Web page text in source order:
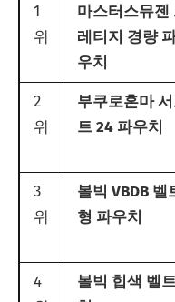
1
위
마스터스뮤젠
레티지 경량
우치
2
위
부쿠로혼마
트 24 파우치
3
위
볼빅 VBDB 벨
형 파우치
4
볼빅 힙색 벨